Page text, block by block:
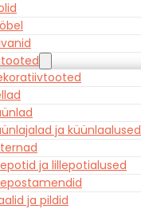
ja küünlaalused
ja lillepotialused
ja pildid